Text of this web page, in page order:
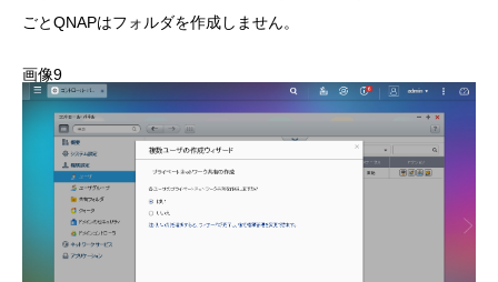
ごとQNAPはフォルダを作成しません。
画像9